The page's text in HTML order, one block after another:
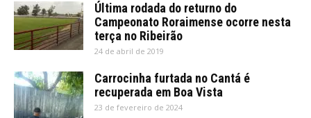
Última rodada do returno do
Campeonato Roraimense ocorre nesta
terça no Ribeirão
24 de abril de 2019
Carrocinha furtada no Cantá é
recuperada em Boa Vista
23 de fevereiro de 2024